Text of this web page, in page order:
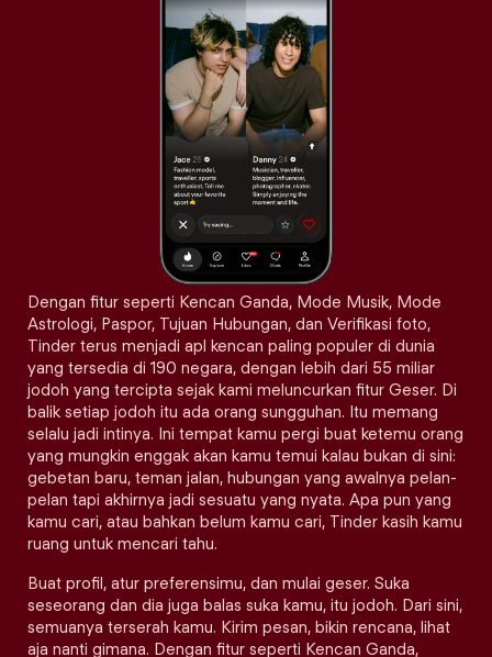
Dengan fitur seperti Kencan Ganda, Mode Musik, Mode
Astrologi, Paspor, Tujuan Hubungan, dan Verifikasi foto,
Tinder terus menjadi apl kencan paling populer di dunia
yang tersedia di 190 negara, dengan lebih dari 55 miliar
jodoh yang tercipta sejak kami meluncurkan fitur Geser. Di
balik setiap jodoh itu ada orang sungguhan. Itu memang
selalu jadi intinya. Ini tempat kamu pergi buat ketemu orang
yang mungkin enggak akan kamu temui kalau bukan di sini:
gebetan baru, teman jalan, hubungan yang awalnya pelan-
pelan tapi akhirnya jadi sesuatu yang nyata. Apa pun yang
kamu cari, atau bahkan belum kamu cari, Tinder kasih kamu
ruang untuk mencari tahu.
Buat profil, atur preferensimu, dan mulai geser. Suka
seseorang dan dia juga balas suka kamu, itu jodoh. Dari sini,
semuanya terserah kamu. Kirim pesan, bikin rencana, lihat
aja nanti gimana. Dengan fitur seperti Kencan Ganda,